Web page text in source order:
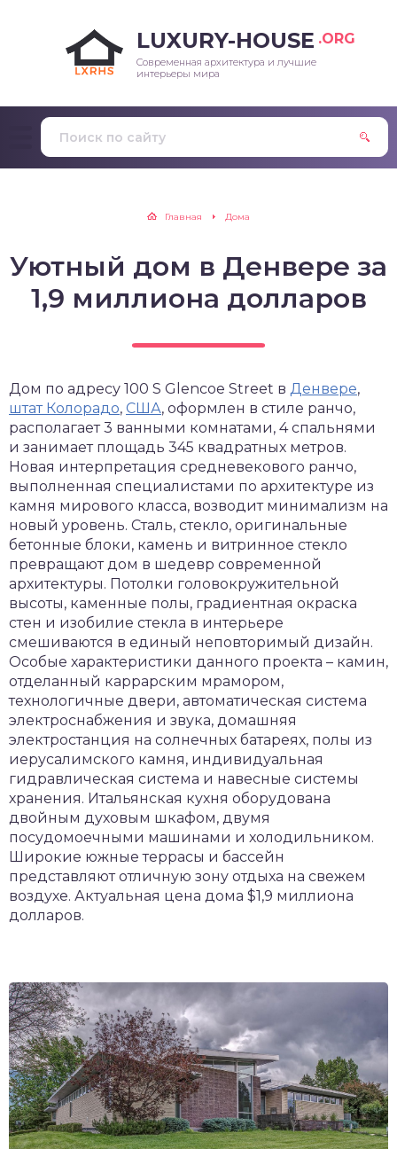
LUXURY-HOUSE .ORG
Современная архитектура и лучшие
интерьеры мира
Главная Дома
Уютный дом в Денвере за
1,9 миллиона долларов
Дом по адресу 100 S Glencoe Street в Денвере,
штат Колорадо, США, оформлен в стиле ранчо,
располагает 3 ванными комнатами, 4 спальнями
и занимает площадь 345 квадратных метров.
Новая интерпретация средневекового ранчо,
выполненная специалистами по архитектуре из
камня мирового класса, возводит минимализм на
новый уровень. Сталь, стекло, оригинальные
бетонные блоки, камень и витринное стекло
превращают дом в шедевр современной
архитектуры. Потолки головокружительной
высоты, каменные полы, градиентная окраска
стен и изобилие стекла в интерьере
смешиваются в единый неповторимый дизайн.
Особые характеристики данного проекта – камин,
отделанный каррарским мрамором,
технологичные двери, автоматическая система
электроснабжения и звука, домашняя
электростанция на солнечных батареях, полы из
иерусалимского камня, индивидуальная
гидравлическая система и навесные системы
хранения. Итальянская кухня оборудована
двойным духовым шкафом, двумя
посудомоечными машинами и холодильником.
Широкие южные террасы и бассейн
представляют отличную зону отдыха на свежем
воздухе. Актуальная цена дома $1,9 миллиона
долларов.